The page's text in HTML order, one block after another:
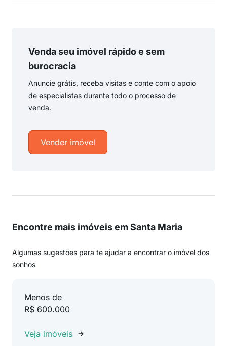
Venda seu imóvel rápido e sem
burocracia
Anuncie grátis, receba visitas e conte com o apoio
de especialistas durante todo o processo de
venda.
Vender imóvel
Encontre mais imóveis em Santa Maria
Algumas sugestões para te ajudar a encontrar o imóvel dos
sonhos
Menos de
R$ 600.000
Veja imóveis